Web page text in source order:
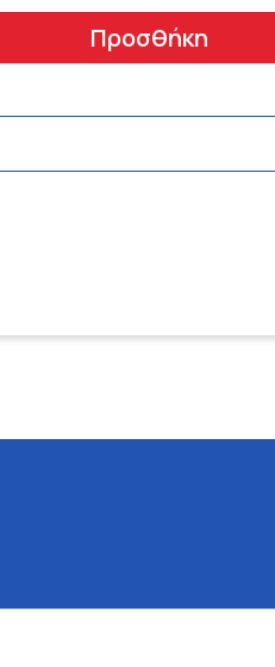
Προσθήκη